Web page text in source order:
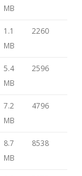
MB
1.1
MB
2260
5.4
MB
2596
7.2
MB
4796
8.7
MB
8538